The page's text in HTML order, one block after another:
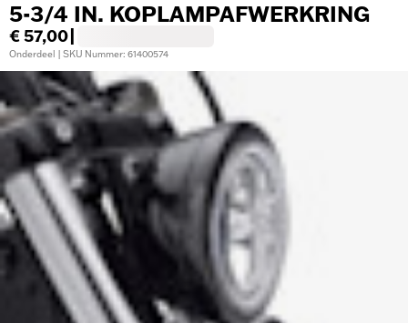
5-3/4 IN. KOPLAMPAFWERKRING
€ 57,00
Onderdeel | SKU Nummer: 61400574